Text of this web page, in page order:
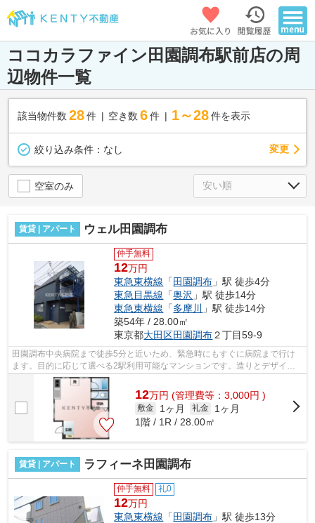
ココカラファイン田園調布駅前店の周
辺物件一覧
該当物件数 28件 空き数 6 件 1～28 件を表示
絞り込み条件： なし 変更
空室のみ
賃貸 | アパート ウェル田園調布
仲手無料
12万円
東急東横線 「 田園調布 」駅 徒歩4分
東急目黒線 「奥沢 」駅 徒歩14分
東急東横線 「多摩川
」駅 徒歩14分
築54年 / 28.00㎡
東京都大田区田園調布２丁目59-9
田園調布中央病院まで徒歩5分と近いため、緊急時にもすぐに病院まで行け
ます。目的に応じて選べる2駅利用可能なマンションです。造りとデザイン
に関して、自信をもって情報を提供でき...
12万円 (管理費等：3,000円 )
敷金 1ヶ月 礼金
1ヶ月
1階 / 1R / 28.00㎡
賃貸 | アパート ラフィーネ田園調布
仲手無料 礼0
12万円
東急東横線 「 田園調布 」駅 徒歩13分